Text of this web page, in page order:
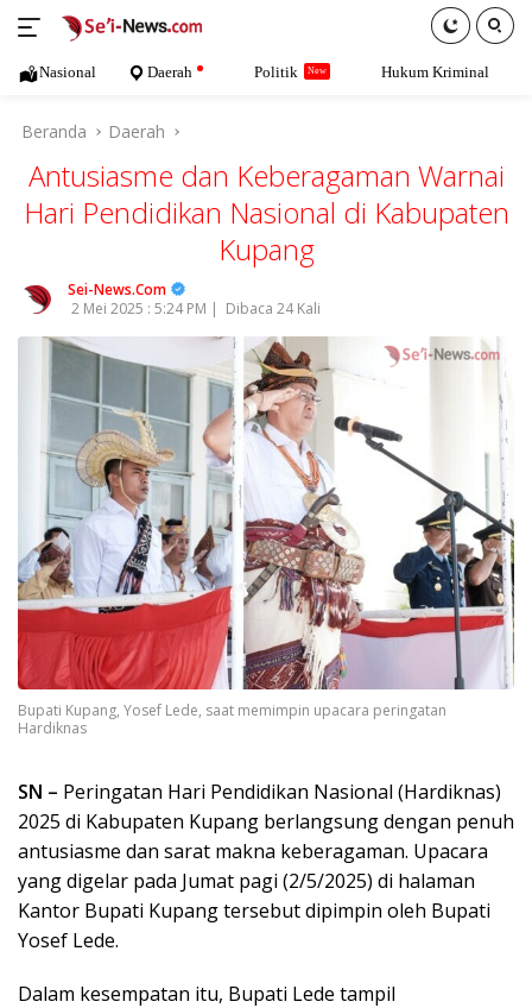
Langsung
kontenNasional Daerah Politik Hukum Kriminal
Beranda Daerah
Antusiasme dan Keberagaman Warnai
Hari Pendidikan Nasional di Kabupaten
Kupang
Sei-News.Com
2 Mei 2025 : 5:24 PM | Dibaca 24 Kali
Bupati Kupang, Yosef Lede, saat memimpin upacara peringatan
Hardiknas
SN – Peringatan Hari Pendidikan Nasional (Hardiknas)
2025 di Kabupaten Kupang berlangsung dengan penuh
antusiasme dan sarat makna keberagaman. Upacara
yang digelar pada Jumat pagi (2/5/2025) di halaman
Kantor Bupati Kupang tersebut dipimpin oleh Bupati
Yosef Lede.
Dalam kesempatan itu, Bupati Lede tampil